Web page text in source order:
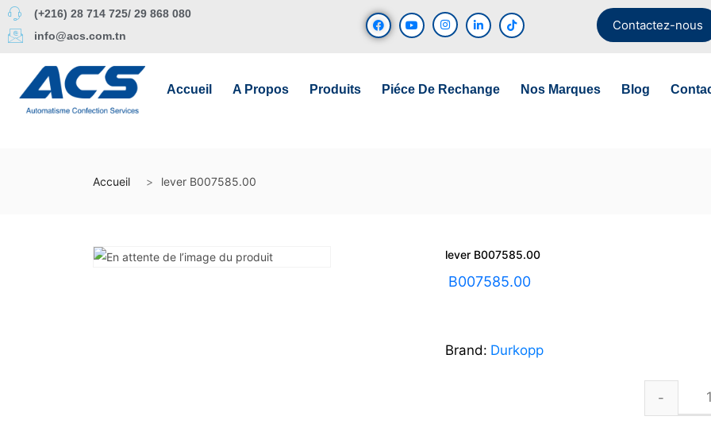
(+216) 28 714 725/ 29 868 080
info@acs.com.tn
Contactez-nous
Accueil A Propos Produits Piéce De Rechange Nos Marques Blog
Accueil lever B007585.00
lever B007585.00
B007585.00
Brand: Durkopp